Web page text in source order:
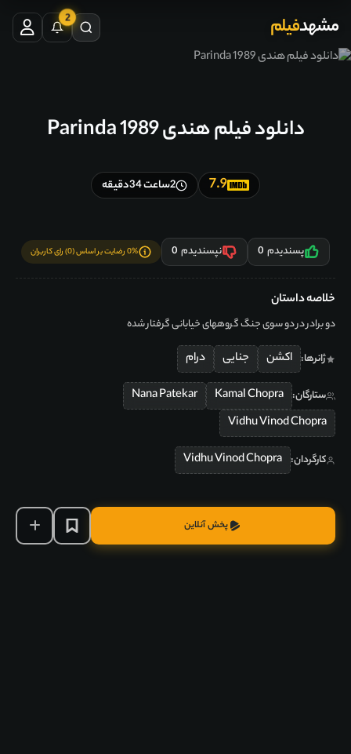
مشهدفیلم 2
دانلود فیلم هندی Parinda 1989
7.9 2ساعت 34دقیقه
پسندیدم 0 نپسندیدم 0 0% رضایت بر اساس (0) رای کاربران
خلاصه داستان
دو برادر در دو سوی جنگ گروههای خیابانی گرفتار شده
ژانرها: اکشن جنایی درام
ستارگان: Kamal Chopra
Nana Patekar
Vidhu Vinod Chopra
کارگردان: Vidhu Vinod Chopra
پخش آنلاین